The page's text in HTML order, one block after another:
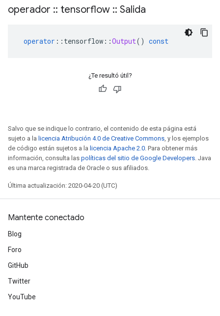
operador :: tensorflow :: Salida
operator :: tensorflow ::Output() const
¿Te resultó útil?
Salvo que se indique lo contrario, el contenido de esta página está
sujeto a la licencia Atribución 4.0 de Creative Commons, y los ejemplos
de código están sujetos a la licencia Apache 2.0. Para obtener más
información, consulta las políticas del sitio de Google Developers. Java
es una marca registrada de Oracle o sus afiliados.
Última actualización: 2020-04-20 (UTC)
Mantente conectado
Blog
Foro
GitHub
Twitter
YouTube